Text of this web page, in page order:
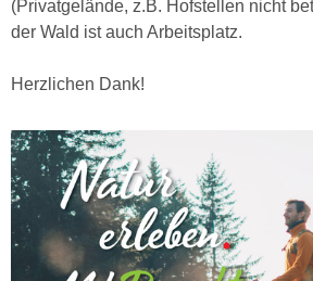
(Privatgelände, z.B. Hofstellen nicht
der Wald ist auch Arbeitsplatz.
Herzlichen Dank!